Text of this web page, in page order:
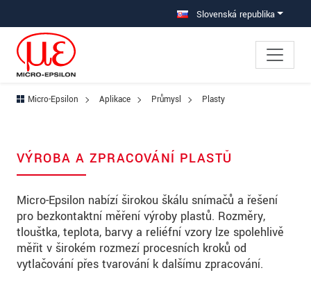
Prejdite priamo na hlavnú navigáciu Slovenská republika
Micro-Epsilon Aplikace Průmysl Plasty
VÝROBA A ZPRACOVÁNÍ PLASTŮ
Micro-Epsilon nabízí širokou škálu snímačů a řešení
pro bezkontaktní měření výroby plastů. Rozměry,
tloušťka, teplota, barvy a reliéfní vzory lze spolehlivě
měřit v širokém rozmezí procesních kroků od
vytlačování přes tvarování k dalšímu zpracování.